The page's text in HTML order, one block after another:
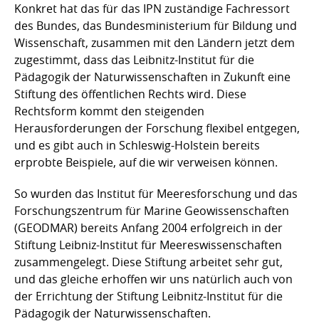
Konkret hat das für das IPN zuständige Fachressort
des Bundes, das Bundesministerium für Bildung und
Wissenschaft, zusammen mit den Ländern jetzt dem
zugestimmt, dass das Leibnitz-Institut für die
Pädagogik der Naturwissenschaften in Zukunft eine
Stiftung des öffentlichen Rechts wird. Diese
Rechtsform kommt den steigenden
Herausforderungen der Forschung flexibel entgegen,
und es gibt auch in Schleswig-Holstein bereits
erprobte Beispiele, auf die wir verweisen können.
So wurden das Institut für Meeresforschung und das
Forschungszentrum für Marine Geowissenschaften
(GEODMAR) bereits Anfang 2004 erfolgreich in der
Stiftung Leibniz-Institut für Meereswissenschaften
zusammengelegt. Diese Stiftung arbeitet sehr gut,
und das gleiche erhoffen wir uns natürlich auch von
der Errichtung der Stiftung Leibnitz-Institut für die
Pädagogik der Naturwissenschaften.